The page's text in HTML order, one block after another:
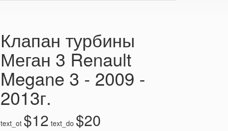
Клапан турбины
Меган 3 Renault
Megane 3 - 2009 -
2013г.
text_ot $12 text_do $20